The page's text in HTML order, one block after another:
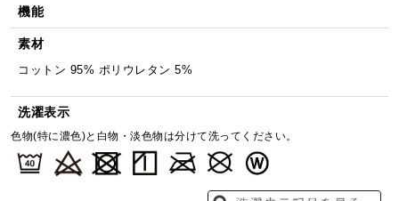
機能
素材
コットン 95% ポリウレタン 5%
洗濯表示
色物(特に濃色)と白物・淡色物は分けて洗ってください。